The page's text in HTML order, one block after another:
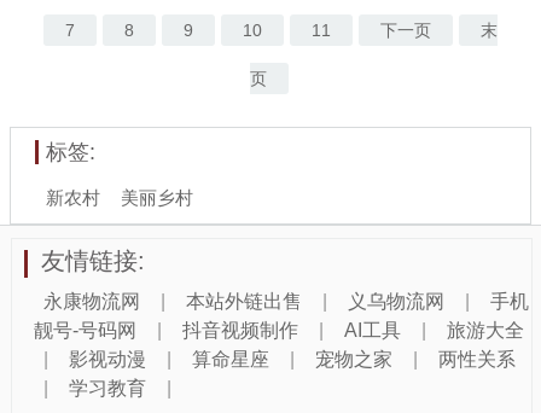
7 8 9 10 11 下一页 末
页
标签:
新农村 美丽乡村
友情链接:
永康物流网 本站外链出售 义乌物流网
手机
靓号-号码网
抖音视频制作 AI工具
旅游大全
影视动漫 算命星座 宠物之家
两性关系
学习教育